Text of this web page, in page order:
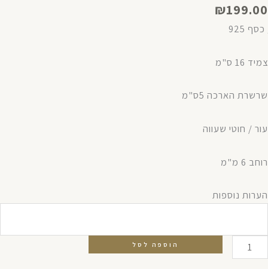
₪199.00
ֱ כסף 925
צמיד 16 ס"מ
שרשרת הארכה 5ס"מ
עור / חוטי שעווה
רוחב 6 מ"מ
הערות נוספות
כמות
הרע
הוספה לסל